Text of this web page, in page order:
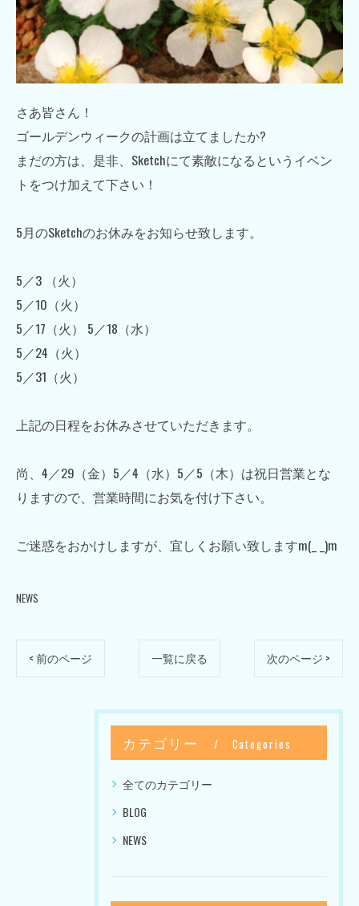
さあ皆さん！
ゴールデンウィークの計画は立てましたか?
まだの方は、是非、Sketchにて素敵になるというイベン
トをつけ加えて下さい！
5月のSketchのお休みをお知らせ致します。
5／3 （火）
5／10（火）
5／17（火） 5／18（水）
5／24（火）
5／31（火）
上記の日程をお休みさせていただきます。
尚、4／29（金）5／4（水）5／5（木）は祝日営業とな
りますので、営業時間にお気を付け下さい。
ご迷惑をおかけしますが、宜しくお願い致しますm(_ _)m
NEWS
< 前のページ 一覧に戻る 次のページ >
カテゴリー Categories
全てのカテゴリー
BLOG
NEWS